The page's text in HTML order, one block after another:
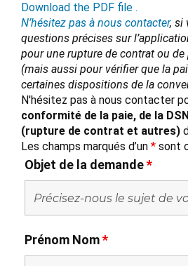
Download the PDF file .
N’hésitez pas à nous contacter, si
questions précises sur
pour une rupture de contrat ou de
(mais aussi pour vérifier que la
certaines dispositions de la
N'hésitez pas à nous contacter
conformité de la paie, de la
(rupture de contrat et autres)
Les champs marqués d’un * sont
Objet de la demande*
Prénom Nom*